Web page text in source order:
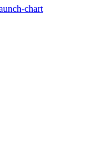
chart